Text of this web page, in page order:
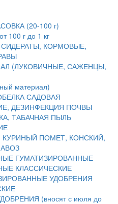
(20-100 г)
100 г до 1 кг
КОРМОВЫЕ,
(ЛУКОВИЧНЫЕ, САЖЕНЦЫ,
материал)
САДОВАЯ
ДЕЗИНФЕКЦИЯ ПОЧВЫ
ТАБАЧНАЯ ПЫЛЬ
КУРИНЫЙ ПОМЕТ, КОНСКИЙ,
ГУМАТИЗИРОВАННЫЕ
КЛАССИЧЕСКИЕ
УДОБРЕНИЯ
(вносят с июля до